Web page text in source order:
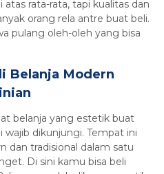
rata-rata, tapi kualitas dan
orang rela antre buat beli.
pulang oleh-oleh yang bisa
Belanja Modern
belanja yang estetik buat
dikunjungi. Tempat ini
dan tradisional dalam satu
Di sini kamu bisa beli